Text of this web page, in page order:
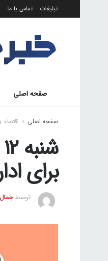
تبلیغات تماس با ما
صفحه اصلی
صفحه اصلی اقتصاد
برای
توسط